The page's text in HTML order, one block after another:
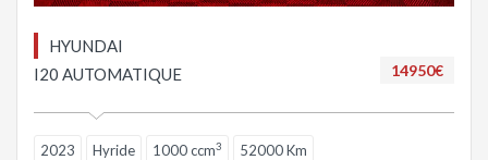
HYUNDAI
I20 AUTOMATIQUE
14950€
2023 Hyride 1000 ccm3 52000 Km